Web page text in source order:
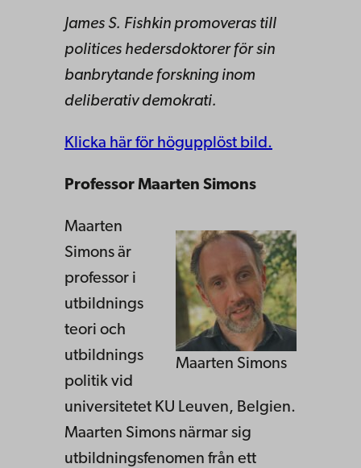
James S. Fishkin promoveras till
politices hedersdoktorer för sin
banbrytande forskning inom
deliberativ demokrati.
Klicka här för högupplöst bild.
Professor Maarten Simons
Maarten Simons
Maarten
Simons är
professor i
utbildnings
teori och
utbildnings
politik vid
universitetet KU Leuven, Belgien.
Maarten Simons närmar sig
utbildningsfenomen från ett